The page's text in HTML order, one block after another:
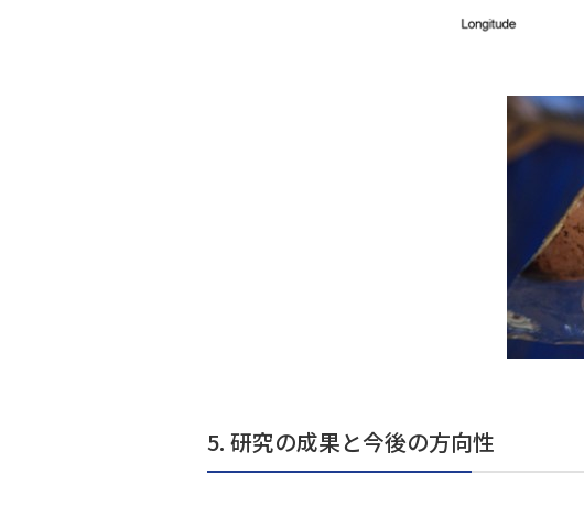
5. 研究の成果と今後の方向性